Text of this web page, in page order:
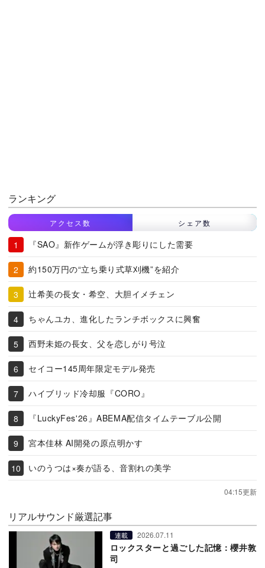
ランキング
アクセス数 シェア数
『SAO』新作ゲームが浮き彫りにした需要
約150万円の“立ち乗り式草刈機”を紹介
辻希美の長女・希空、大胆イメチェン
ちゃんユカ、進化したランチボックスに興奮
西野未姫の長女、父を恋しがり号泣
セイコー145周年限定モデル発売
ハイブリッド冷却服『CORO』
『LuckyFes'26』ABEMA配信タイムテーブル公開
宮本佳林 AI開発の原点明かす
いのうつは×奏が語る、音割れの美学
04:15更新
リアルサウンド厳選記事
連載 2026.07.11
ロックスターと過ごした記憶：櫻井敦
司